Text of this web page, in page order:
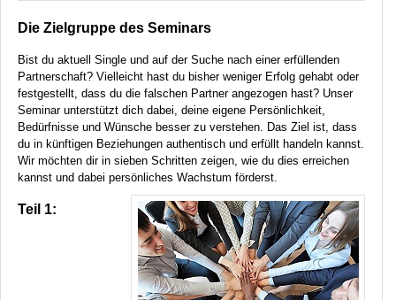
Die Zielgruppe des Seminars
Bist du aktuell Single und auf der Suche nach einer erfüllenden
Partnerschaft? Vielleicht hast du bisher weniger Erfolg gehabt oder
festgestellt, dass du die falschen Partner angezogen hast? Unser
Seminar unterstützt dich dabei, deine eigene Persönlichkeit,
Bedürfnisse und Wünsche besser zu verstehen. Das Ziel ist, dass
du in künftigen Beziehungen authentisch und erfüllt handeln kannst.
Wir möchten dir in sieben Schritten zeigen, wie du dies erreichen
kannst und dabei persönliches Wachstum förderst.
Teil 1: